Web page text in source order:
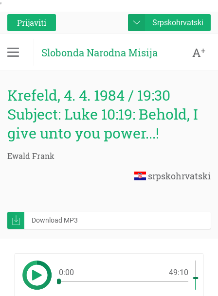
'
Prijaviti
Srpskohrvatski
Slobonda Narodna Misija A+
Krefeld, 4. 4. 1984 / 19:30
Subject: Luke 10:19: Behold, I
give unto you power...!
Ewald Frank
srpskohrvatski
Download MP3
0:00 49:10